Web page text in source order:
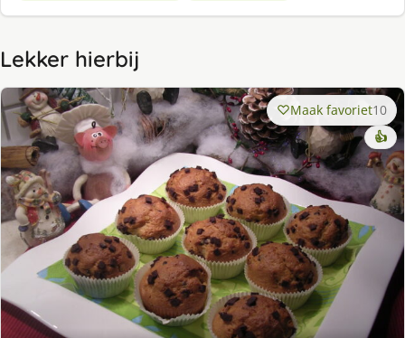
Lekker hierbij
Maak favoriet10
👍